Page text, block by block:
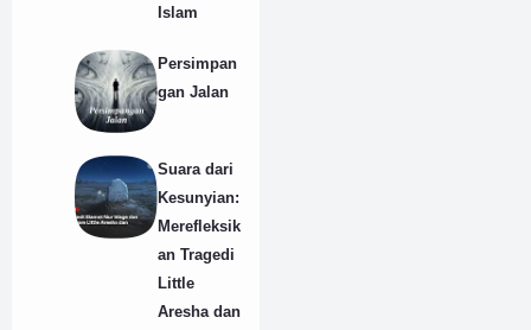
Islam
Persimpan
gan Jalan
Suara dari
Kesunyian:
Merefleksik
an Tragedi
Little
Aresha dan